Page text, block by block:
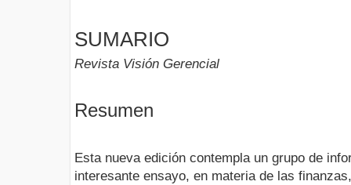
SUMARIO
Revista Visión Gerencial
Resumen
Esta nueva edición contempla un grupo de
interesante ensayo, en materia de las